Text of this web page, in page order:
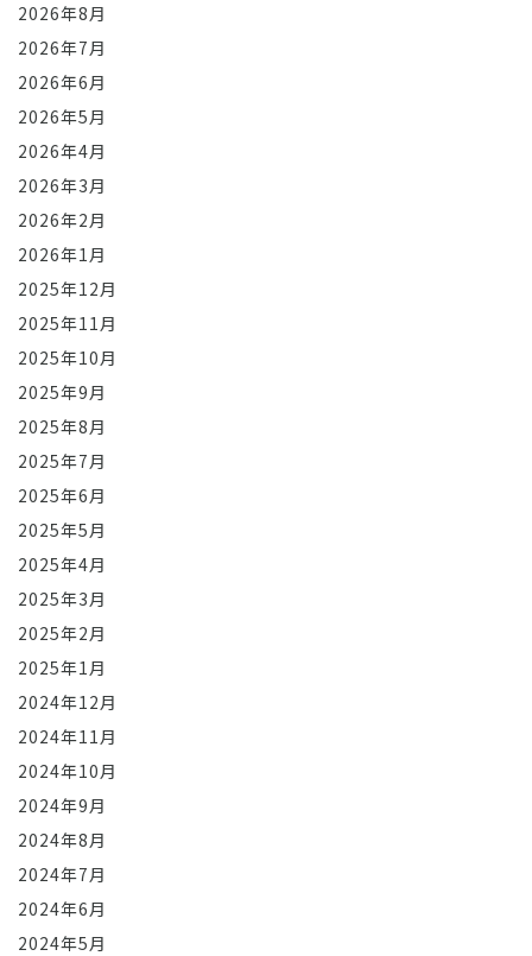
2026年8月
2026年7月
2026年6月
2026年5月
2026年4月
2026年3月
2026年2月
2026年1月
2025年12月
2025年11月
2025年10月
2025年9月
2025年8月
2025年7月
2025年6月
2025年5月
2025年4月
2025年3月
2025年2月
2025年1月
2024年12月
2024年11月
2024年10月
2024年9月
2024年8月
2024年7月
2024年6月
2024年5月